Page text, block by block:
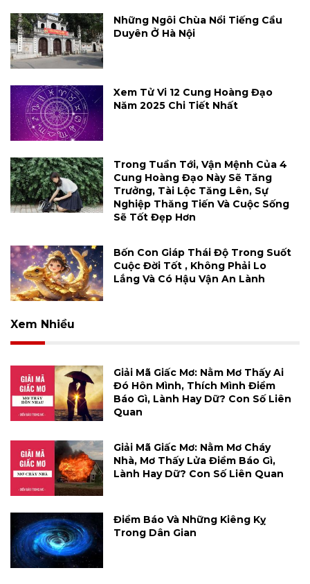
Những Ngôi Chùa Nổi Tiếng Cầu
Duyên Ở Hà Nội
Xem Tử Vi 12 Cung Hoàng Đạo
Năm 2025 Chi Tiết Nhất
Trong Tuần Tới, Vận Mệnh Của 4
Cung Hoàng Đạo Này Sẽ Tăng
Trưởng, Tài Lộc Tăng Lên, Sự
Nghiệp Thăng Tiến Và Cuộc Sống
Sẽ Tốt Đẹp Hơn
Bốn Con Giáp Thái Độ Trong Suốt
Cuộc Đời Tốt , Không Phải Lo
Lắng Và Có Hậu Vận An Lành
Xem Nhiều
Giải Mã Giấc Mơ: Nằm Mơ Thấy Ai
Đó Hôn Mình, Thích Mình Điềm
Báo Gì, Lành Hay Dữ? Con Số Liên
Quan
Giải Mã Giấc Mơ: Nằm Mơ Cháy
Nhà, Mơ Thấy Lửa Điềm Báo Gì,
Lành Hay Dữ? Con Số Liên Quan
Điềm Báo Và Những Kiêng Kỵ
Trong Dân Gian